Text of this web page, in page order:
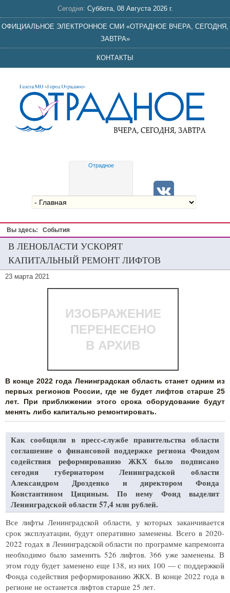
Сегодня: Суббота, 08 Августа 2026 г.
ОФИЦИАЛЬНОЕ ЭЛЕКТРОННОЕ СМИ «ОТРАДНОЕ ВЧЕРА, СЕГОДНЯ,
ЗАВТРА»
КОНТАКТЫ
Отрадное
Вы здесь: События
В ЛЕНОБЛАСТИ УСКОРЯТ
КАПИТАЛЬНЫЙ РЕМОНТ ЛИФТОВ
23 марта 2021
ИЗОБРАЖЕНИЕ
ПЕРЕНЕСЕНО
В АРХИВ
В конце 2022 года Ленинградская область станет одним из
первых регионов России, где не будет лифтов старше 25
лет. При приближении этого срока оборудование будут
менять либо капитально ремонтировать.
Как сообщили в пресс-службе правительства области
соглашение о финансовой поддержке региона Фондом
содействия реформированию ЖКХ было подписано
сегодня губернатором Ленинградской области
Александром Дрозденко и директором Фонда
Константином Цициным. По нему Фонд выделит
Ленинградской области 57,4 млн рублей.
Все лифты Ленинградской области, у которых заканчивается
срок эксплуатации, будут оперативно заменены. Всего в 2020-
2022 годах в Ленинградской области по программе капремонта
необходимо было заменить 526 лифтов. 366 уже заменены. В
этом году будет заменено еще 138, из них 100 — с поддержкой
Фонда содействия реформированию ЖКХ. В конце 2022 года в
регионе не останется лифтов старше 25 лет.